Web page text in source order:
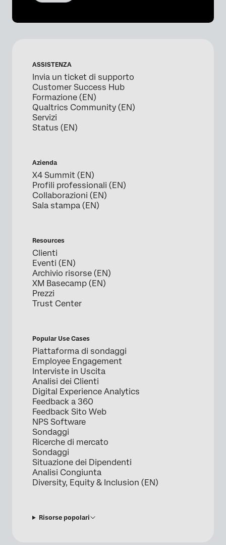
ASSISTENZA
Invia un ticket di supporto
Customer Success Hub
Formazione (EN)
Qualtrics Community (EN)
Servizi
Status (EN)
Azienda
X4 Summit (EN)
Profili professionali (EN)
Collaborazioni (EN)
Sala stampa (EN)
Resources
Clienti
Eventi (EN)
Archivio risorse (EN)
XM Basecamp (EN)
Prezzi
Trust Center
Popular Use Cases
Piattaforma di sondaggi
Employee Engagement
Interviste in Uscita
Analisi dei Clienti
Digital Experience Analytics
Feedback a 360
Feedback Sito Web
NPS Software
Sondaggi
Ricerche di mercato
Sondaggi
Situazione dei Dipendenti
Analisi Congiunta
Diversity, Equity & Inclusion (EN)
Risorse popolari